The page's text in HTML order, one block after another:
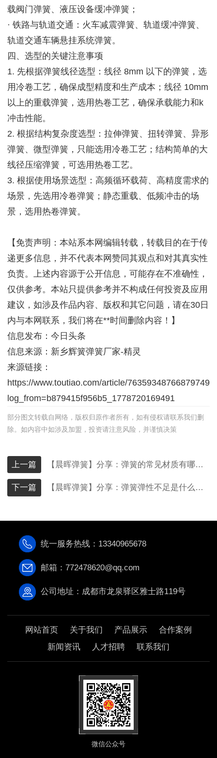
载阀门弹簧、液压设备缓冲弹簧；
· 铁路与轨道交通：火车减震弹簧、轨道缓冲弹簧、
轨道交通车辆悬挂系统弹簧。
四、选型的关键注意事项
1. 先根据弹簧线径选型：线径 8mm 以下的弹簧，选
用冷卷工艺，确保成型精度和生产成本；线径 10mm
以上的重载弹簧，选用热卷工艺，确保承载能力和k
冲击性能。
2. 根据结构复杂度选型：拉伸弹簧、扭转弹簧、异形
弹簧、微型弹簧，只能选用冷卷工艺；结构简单的大
线径压缩弹簧，可选用热卷工艺。
3. 根据使用场景选型：高频循环载荷、高精度需求的
场景，先选用冷卷弹簧；静态重载、低频冲击的场
景，选用热卷弹簧。
【免责声明：本站系本网编辑转载，转载目的在于传
递更多信息，并不代表本网赞同其观点和对其真实性
负责。上述内容源于公开信息，可能存在不准确性，
仅供参考。本站只提供参考并不构成任何投资及应用
建议，如涉及作品内容、版权和其它问题，请在30日
内与本网联系，我们将在**时间删除内容！】
信息发布：今日头条
信息来源： 新乡辉簧弹簧厂家-精灵
来源链接：
https://www.toutiao.com/article/
log_from=b879415f956b5_1778720169491
部分图文转载自网络，版权归原作者所有，如有侵权请联系我们删
除。如内容中如涉及加盟，投资请注意风险，并谨慎决策
上一篇 【晨晖弹簧】分享：弹簧的常见材质有哪些？分别适合什么使用场景？
下一篇 【晨晖弹簧】分享：弹簧弹性不足是什么原因？对应的解决方法
统一服务热线：13340965678
邮箱：772478620@qq.com
公司地址：成都市龙泉驿区雅士路119号
网站首页 关于我们 产品展示
合作案例
新闻资讯
人才招聘 联系我们
微信公众号